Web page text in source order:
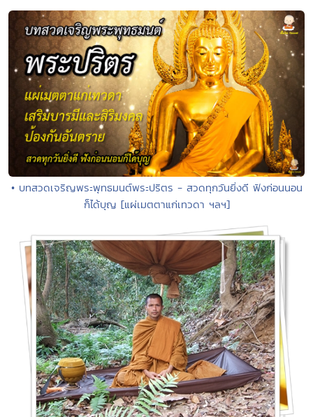
• บทสวดเจริญพระพุทธมนต์พระปริตร - สวดทุกวันยิ่งดี ฟังก่อนนอน
ก็ได้บุญ [แผ่เมตตาแก่เทวดา ฯลฯ]